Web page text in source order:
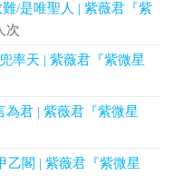
/是唯聖人 | 紫薇君『紫
次
率天 | 紫薇君『紫微星
為君 | 紫薇君『紫微星
乙閣 | 紫薇君『紫微星